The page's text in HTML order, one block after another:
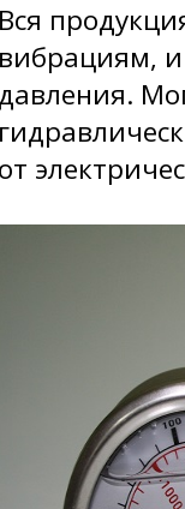
Вся
вибрациям,
давления.
от